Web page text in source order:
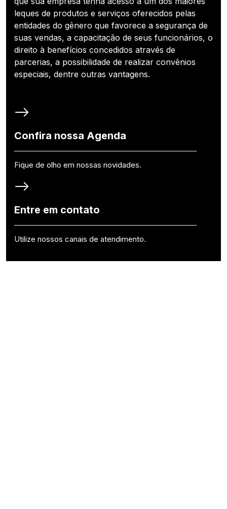
leques de produtos e serviços oferecidos pelas
entidades do gênero que favorece a segurança de
suas vendas, a capacitação de seus funcionários, o
direito à benefícios concedidos através de
parcerias, a possibilidade de realizar convênios
especiais, dentre outras vantagens.
Confira nossa Agenda
Fique de olho em nossas novidades.
Entre em contato
Utilize nossos canais de atendimento.